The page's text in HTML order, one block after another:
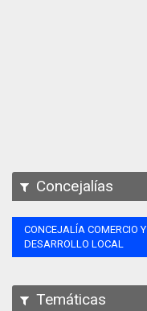
Concejalías
CONCEJALÍA COMERCIO Y
DESARROLLO LOCAL
Temáticas